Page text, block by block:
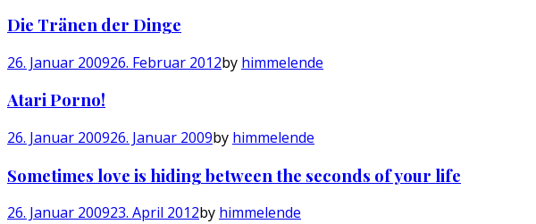
Die Tränen der Dinge
26. Januar 200926. Februar 2012by himmelende
Atari Porno!
26. Januar 200926. Januar 2009by himmelende
Sometimes love is hiding between the seconds of your life
26. Januar 200923. April 2012by himmelende